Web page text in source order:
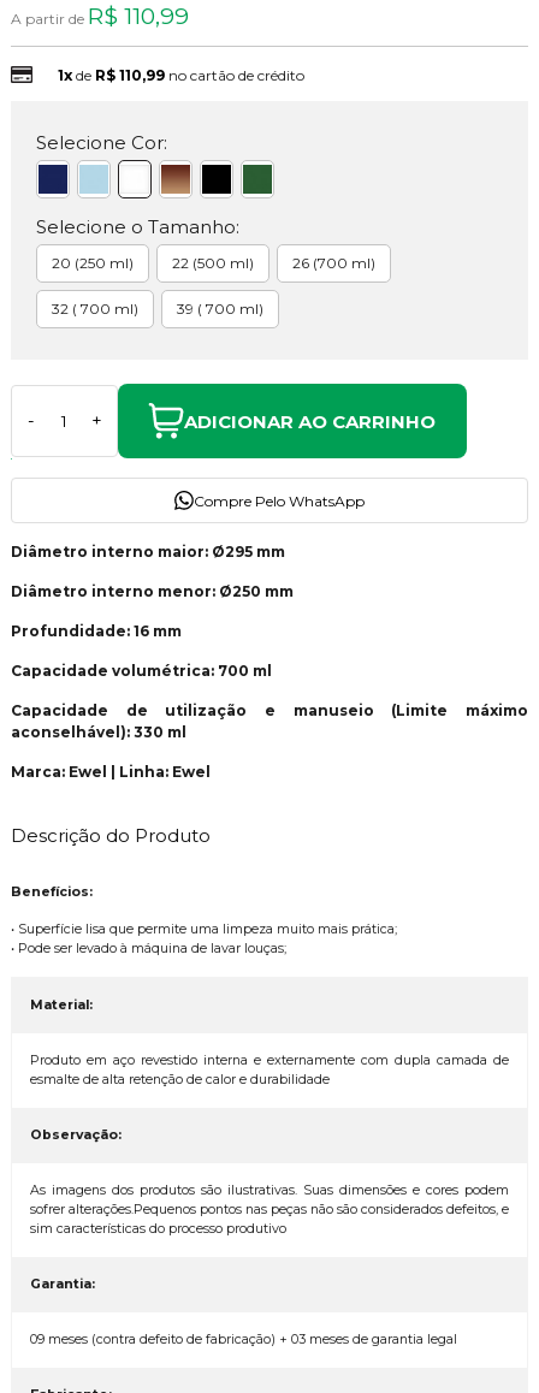
A partir de R$ 110,99
1xde R$ 110,99 no cartão de crédito
Selecione Cor:
Selecione o Tamanho:
20 (250 ml) 22 (500 ml) 26 (700 ml)
32 ( 700 ml) 39 ( 700 ml)
- + ADICIONAR AO CARRINHO
Compre Pelo WhatsApp
Diâmetro interno maior: Ø295 mm
Diâmetro interno menor: Ø250 mm
Profundidade: 16 mm
Capacidade volumétrica: 700 ml
Capacidade de utilização e manuseio (Limite máximo
aconselhável): 330 ml
Marca: Ewel | Linha: Ewel
Descrição do Produto
Benefícios:
• Superfície lisa que permite uma limpeza muito mais prática;
• Pode ser levado à máquina de lavar louças;
Material:
Produto em aço revestido interna e externamente com dupla camada de
esmalte de alta retenção de calor e durabilidade
Observação:
As imagens dos produtos são ilustrativas. Suas dimensões e cores podem
sofrer alterações.Pequenos pontos nas peças não são considerados defeitos, e
sim características do processo produtivo
Garantia:
09 meses (contra defeito de fabricação) + 03 meses de garantia legal